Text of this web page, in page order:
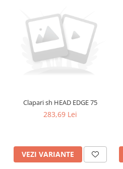
Clapari sh HEAD EDGE 75
283,69 Lei
VEZI VARIANTE